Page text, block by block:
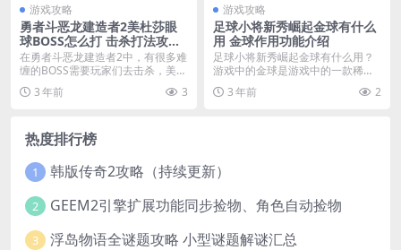
游戏攻略
勇者斗恶龙建造者2美杜莎眼
球BOSS怎么打 击杀打法攻略
分享
在勇者斗恶龙建造者2中，有很多难
缠的BOSS需要玩家们去击杀，美杜
莎眼球BOSS...
3 年前 3
游戏攻略
足球小将新秀崛起金球有什么
用 金球作用功能介绍
足球小将新秀崛起金球有什么用？
游戏中的金球是游戏中的一款稀有
道具，很多玩机不知道...
3 年前 2
热度排行榜
1 韩版传奇2攻略（持续更新）
2 GEEM2引擎扩展功能同步捡物、角色自动捡物
3 浮岛物语全谜题攻略 小型谜题解谜汇总